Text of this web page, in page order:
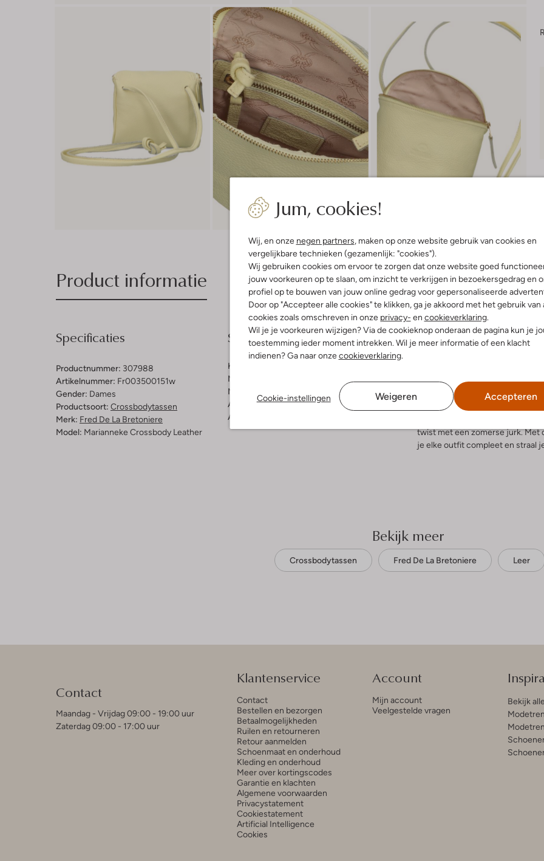
Jum, cookies!
Wij, en onze negen partners, maken op onze website gebruik van cookies en
vergelijkbare technieken (gezamenlijk: "cookies").
Wij gebruiken cookies om ervoor te zorgen dat onze website goed
jouw voorkeuren op te slaan, om inzicht te verkrijgen in bezoekersgedrag en
profiel op te bouwen van jouw online gedrag voor gepersonaliseerde
Door op "Accepteer alle cookies" te klikken, ga je akkoord met het gebruik van
cookies zoals omschreven in onze privacy- en cookieverklaring.
Wil je je voorkeuren wijzigen? Via de cookieknop onderaan de pagina kun je
toestemming ieder moment intrekken. Wil je meer informatie of een klacht
indienen? Ga naar onzecookieverklaring.
Cookie-instellingen Weigeren Accepteren
Product informatie Bezorgen & retourneren
Specificaties
Productnummer: 307988
Artikelnummer: Fr003500151w
Gender: Dames
Productsoort: Crossbodytassen
Merk: Fred De La Bretoniere
Model: Marianneke Crossbody Leather
Samenstelling & Pasvorm
Kleur:
Materiaal buitenkant:
Materiaal binnenkant:
Afmetingen:23 X 3 X 15 Cm
Afneembaar hengsel:
Omschrijving
Ontdek de charme van de
is de perfecte metgezel voor
tijdens een dagje shoppen of
ruimte voor je essentials en
casual jeans en een witte
twist met een zomerse jurk. Met
je elke outfit compleet en straal
Bekijk meer
Crossbodytassen Fred De La Bretoniere Leer
Contact
Maandag - Vrijdag 09:00 - 19:00 uur
Zaterdag 09:00 - 17:00 uur
Klantenservice
Contact
Bestellen en bezorgen
Betaalmogelijkheden
Ruilen en retourneren
Retour aanmelden
Schoenmaat en onderhoud
Kleding en onderhoud
Meer over kortingscodes
Garantie en klachten
Algemene voorwaarden
Privacystatement
Cookiestatement
Artificial Intelligence
Cookies
Account
Mijn account
Veelgestelde vragen
Bekijk